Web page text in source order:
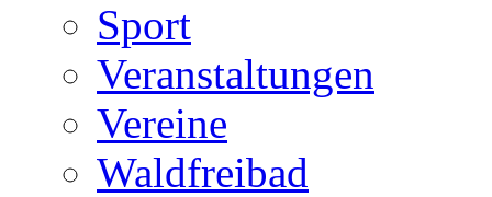
Sport
Veranstaltungen
Vereine
Waldfreibad